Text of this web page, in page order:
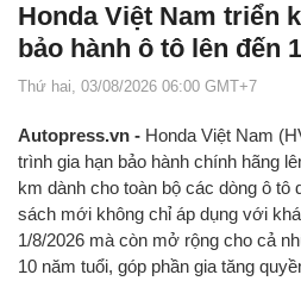
Honda Việt Nam triển
bảo hành ô tô lên đến
Thứ hai, 03/08/2026 06:00 GMT+7
Autopress.vn - Honda Việt Nam
trình gia hạn bảo hành chính hãng
km dành cho toàn bộ các dòng ô tô
sách mới không chỉ áp dụng với
1/8/2026 mà còn mở rộng cho cả
10 năm tuổi, góp phần gia tăng